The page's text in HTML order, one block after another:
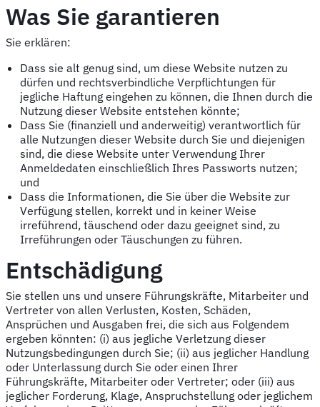
Was Sie garantieren
Sie erklären:
Dass sie alt genug sind, um diese Website nutzen zu
dürfen und rechtsverbindliche Verpflichtungen für
jegliche Haftung eingehen zu können, die Ihnen durch die
Nutzung dieser Website entstehen könnte;
Dass Sie (finanziell und anderweitig) verantwortlich für
alle Nutzungen dieser Website durch Sie und diejenigen
sind, die diese Website unter Verwendung Ihrer
Anmeldedaten einschließlich Ihres Passworts nutzen;
und
Dass die Informationen, die Sie über die Website zur
Verfügung stellen, korrekt und in keiner Weise
irreführend, täuschend oder dazu geeignet sind, zu
Irreführungen oder Täuschungen zu führen.
Entschädigung
Sie stellen uns und unsere Führungskräfte, Mitarbeiter und
Vertreter von allen Verlusten, Kosten, Schäden,
Ansprüchen und Ausgaben frei, die sich aus Folgendem
ergeben könnten: (i) aus jegliche Verletzung dieser
Nutzungsbedingungen durch Sie; (ii) aus jeglicher Handlung
oder Unterlassung durch Sie oder einen Ihrer
Führungskräfte, Mitarbeiter oder Vertreter; oder (iii) aus
jeglicher Forderung, Klage, Anspruchstellung oder jeglichem